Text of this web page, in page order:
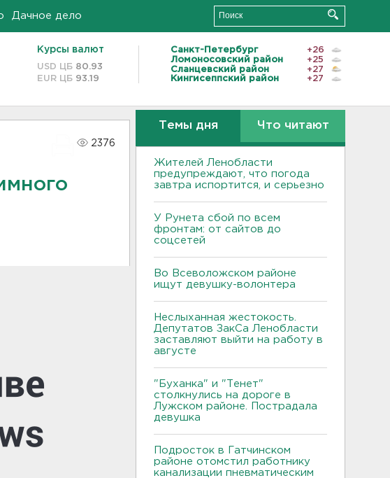
Дачное дело
Курсы валют
USD ЦБ 80.93
EUR ЦБ 93.19
Санкт-Петербург
+26
Ломоносовский район
+25
Сланцевский район
+27
Кингисеппский район
+27
2376
Темы дня Что читают
Жителей Ленобласти
предупреждают, что погода
завтра испортится, и серьезно
У Рунета сбой по всем
фронтам: от сайтов до
соцсетей
Во Всеволожском районе
ищут девушку-волонтера
Неслыханная жестокость.
Депутатов ЗакСа Ленобласти
заставляют выйти на работу в
августе
"Буханка" и "Тенет"
столкнулись на дороге в
Лужском районе. Пострадала
девушка
Подросток в Гатчинском
районе отомстил работнику
канализации пневматическим